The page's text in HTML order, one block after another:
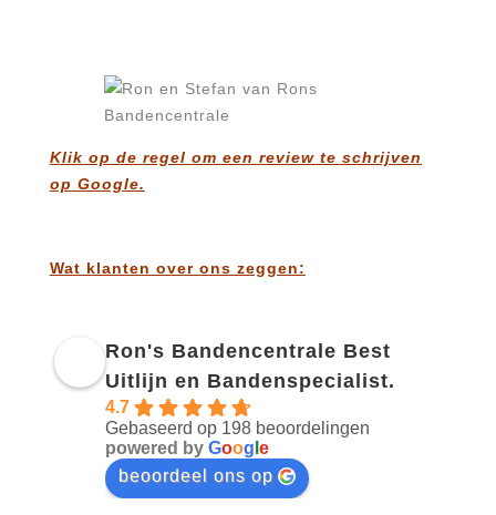
Klik op de regel om een review te schrijven
op Google.
Wat klanten over ons zeggen:
Ron's Bandencentrale Best
Uitlijn en Bandenspecialist.
4.7
Gebaseerd op 198 beoordelingen
powered by Goog e
beoordeel ons op